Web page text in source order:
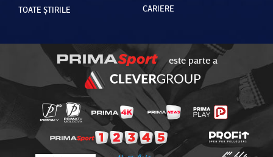
TOATE ȘTIRILE CARIERE
este parte a